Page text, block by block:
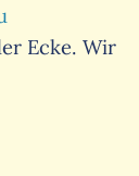
Ecke. Wir